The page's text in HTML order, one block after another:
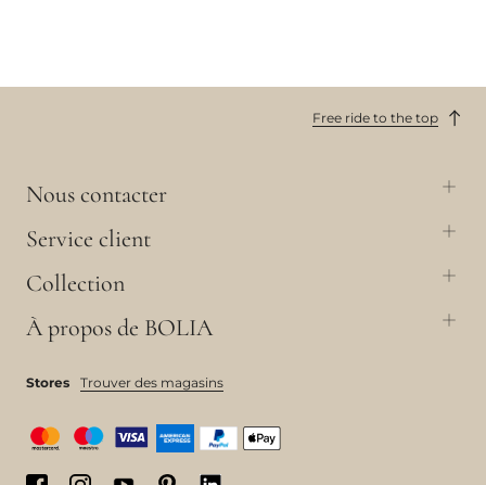
Free ride to the top
Nous contacter
Service client
Collection
À propos de BOLIA
Stores Trouver des magasins